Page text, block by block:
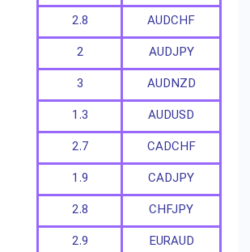
AUDCHF
2.8
AUDJPY
2
AUDNZD
3
AUDUSD
1.3
CADCHF
2.7
CADJPY
1.9
CHFJPY
2.8
EURAUD
2.9